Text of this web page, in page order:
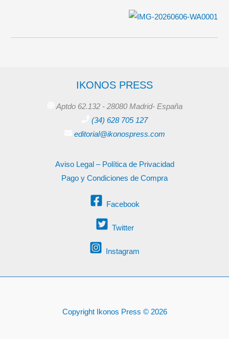
IKONOS PRESS
Aptdo 62.132 - 28080 Madrid- España
(34) 628 705 127
editorial@ikonospress.com
Aviso Legal – Política de Privacidad
Pago y Condiciones de Compra
Facebook
Twitter
Instagram
Copyright Ikonos Press © 2026